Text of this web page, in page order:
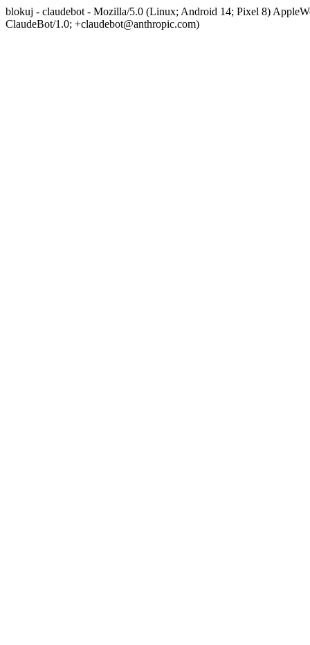
blokuj - claudebot - Mozilla/5.0 (Linux; Android 14; Pixel 8)
ClaudeBot/1.0; +claudebot@anthropic.com)